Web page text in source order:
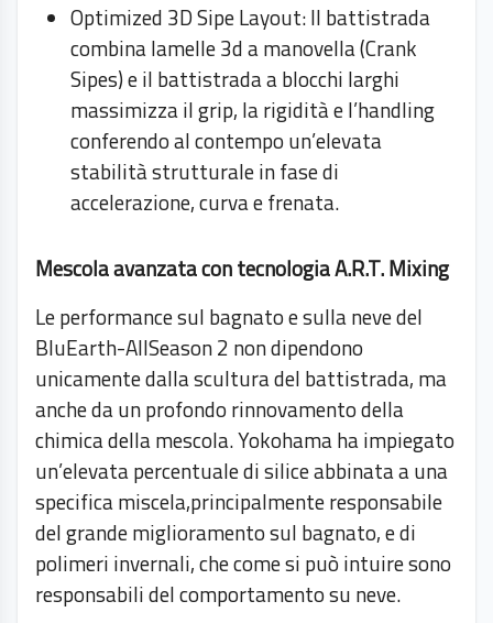
Optimized 3D Sipe Layout: Il battistrada
combina lamelle 3d a manovella (Crank
Sipes) e il battistrada a blocchi larghi
massimizza il grip, la rigidità e l’handling
conferendo al contempo un’elevata
stabilità strutturale in fase di
accelerazione, curva e frenata.
Mescola avanzata con tecnologia A.R.T. Mixing
Le performance sul bagnato e sulla neve del
BluEarth-AllSeason 2 non dipendono
unicamente dalla scultura del battistrada, ma
anche da un profondo rinnovamento della
chimica della mescola. Yokohama ha impiegato
un’elevata percentuale di silice abbinata a una
specifica miscela,principalmente responsabile
del grande miglioramento sul bagnato, e di
polimeri invernali, che come si può intuire sono
responsabili del comportamento su neve.